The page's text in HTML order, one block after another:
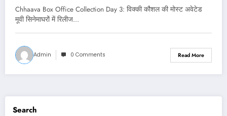
Chhaava Box Office Collection Day 3: विक्की कौशल की मोस्ट अवेटेड
मूवी सिनेमाघरों में रिलीज…
Admin 0 Comments Read More
Search